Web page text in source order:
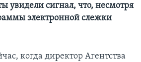
увидели сигнал, что, несмотря
электронной слежки
когда директор Агентства